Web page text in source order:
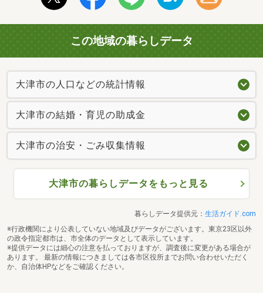
この地域の暮らしデータ
大津市の人口などの統計情報
大津市の結婚・育児の助成金
大津市の治安・ごみ収集情報
大津市の暮らしデータをもっと見る
暮らしデータ提供元： 生活ガイド.com
※行政機関により公表していない地域及びデータがございます。東京23区以外
の政令指定都市は、市全体のデータとして表示しています。
※提供データには細心の注意を払っておりますが、調査後に変更がある場合が
あります。 最新の情報につきましては各市区役所までお問い合わせいただく
か、自治体HPなどをご確認ください。